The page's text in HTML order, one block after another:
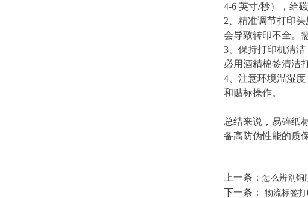
4-6 英寸/秒），给
2、精准调节打印
会导致转印不全。
3、保持打印机清
必用酒精棉签清洁
4、注意环境温湿
和贴标操作。
总结来说，易碎纸
备高防伪性能的质
上一条： 怎么辨别铜
下一条： 物流标签